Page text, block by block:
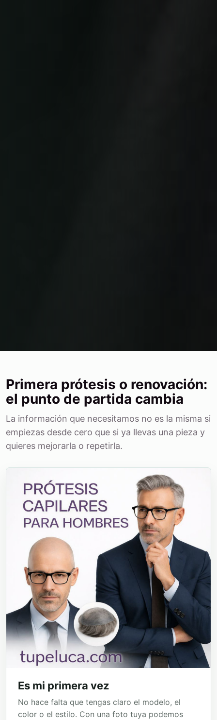
Primera prótesis o renovación:
el punto de partida cambia
La información que necesitamos no es la misma si
empiezas desde cero que si ya llevas una pieza y
quieres mejorarla o repetirla.
Es mi primera vez
No hace falta que tengas claro el modelo, el
color o el estilo. Con una foto tuya podemos